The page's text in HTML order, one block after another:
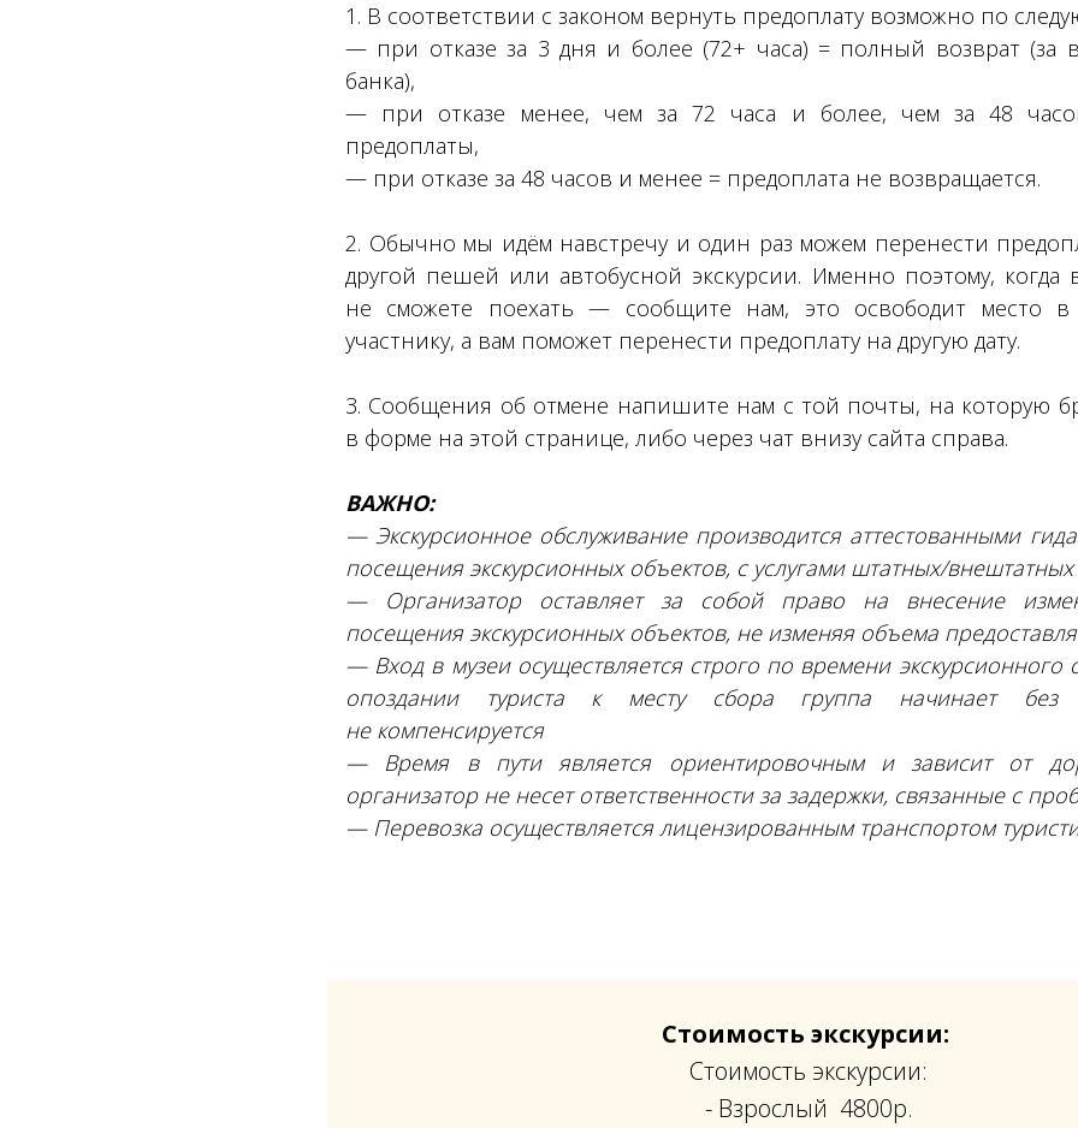
1. В соответствии с законом вернуть предоплату возможно по
— при отказе за 3 дня и более (72+ часа) = полный возврат (за
банка),
— при отказе менее, чем за 72 часа и более, чем за 48
предоплаты,
— при отказе за 48 часов и менее = предоплата не возвращается.
2. Обычно мы идём навстречу и один раз можем перенести
другой пешей или автобусной экскурсии. Именно поэтому,
не сможете поехать — сообщите нам, это освободит место в
участнику, а вам поможет перенести предоплату на другую дату.
3. Сообщения об отмене напишите нам с той почты, на которую
в форме на этой странице, либо через чат внизу сайта справа.
ВАЖНО:
— Экскурсионное обслуживание производится аттестованными
посещения экскурсионных объектов, с услугами штатных/
— Организатор оставляет за собой право на внесение
посещения экскурсионных объектов, не изменяя объема
— Вход в музеи осуществляется строго по времени экскурсионного
опоздании туриста к месту сбора группа начинает без
не компенсируется
— Время в пути является ориентировочным и зависит от
организатор не несет ответственности за задержки, связанные с
— Перевозка осуществляется лицензированным транспортом
Стоимость экскурсии:
Стоимость экскурсии:
- Взрослый 4800р.